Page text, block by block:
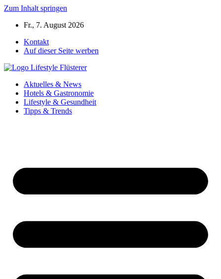
Zum Inhalt springen
Fr., 7. August 2026
Kontakt
Auf dieser Seite werben
Aktuelles & News
Hotels & Gastronomie
Lifestyle & Gesundheit
Tipps & Trends